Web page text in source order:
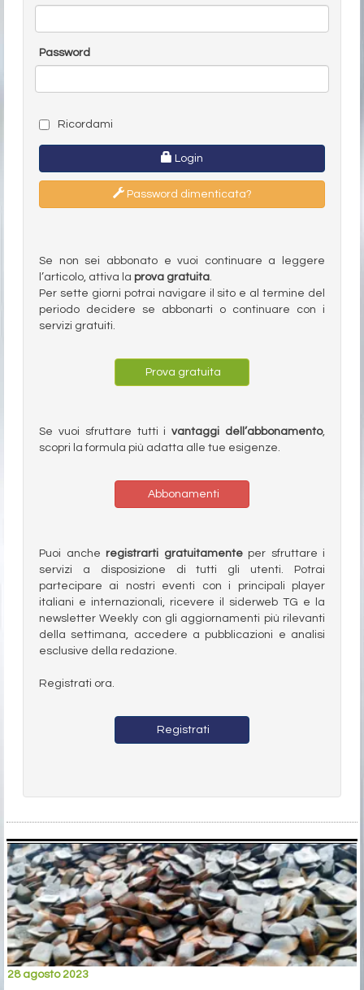
Password
Ricordami
Login
Password dimenticata?
Se non sei abbonato e vuoi continuare a leggere
l’articolo, attiva la prova gratuita.
Per sette giorni potrai navigare il sito e al termine del
periodo decidere se abbonarti o continuare con i
servizi gratuiti.
Prova gratuita
Se vuoi sfruttare tutti ivantaggi dell’abbonamento,
scopri la formula più adatta alle tue esigenze.
Abbonamenti
Puoi anche registrarti gratuitamenteper sfruttare i
servizi a disposizione di tutti gli utenti. Potrai
partecipare ai nostri eventi con i principali player
italiani e internazionali, ricevere il siderweb TG e la
newsletter Weekly con gli aggiornamenti più rilevanti
della settimana, accedere a pubblicazioni e analisi
esclusive della redazione.
Registrati ora.
Registrati
28 agosto 2023